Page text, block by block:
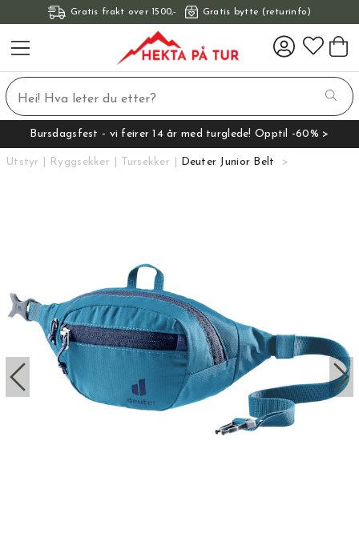
Gratis frakt over 1500,- Gratis bytte (returinfo)
Bursdagsfest - vi feirer 14 år med turglede! Opptil -60% >
Utstyr Ryggsekker Tursekker Deuter Junior Belt